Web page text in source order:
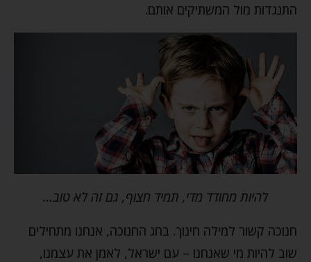
התנגדות מול המשתיקים אותם.
להיות מחודד מדי, תמיד חצוף, גם זה לא טוב…
חנוכה קשור למילה חינוך. בחג החנוכה, אנחנו מתחילים
שוב להיות מי שאנחנו – עם ישראל, לאמן את עצמנו,